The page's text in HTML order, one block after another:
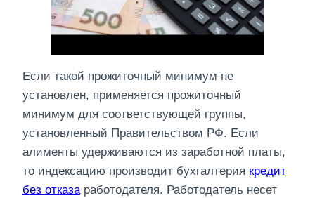
Если такой прожиточный минимум не
установлен, применяется прожиточный
минимум для соответствующей группы,
установленный Правительством РФ. Если
алименты удерживаются из заработной платы,
то индексацию производит бухгалтерия кредит
без отказаработодателя. Работодатель несет